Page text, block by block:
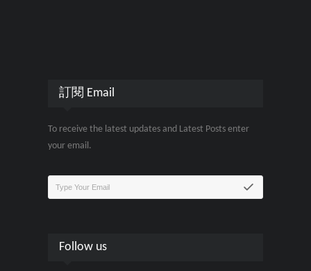
訂閱 Email
To receive the latest updates and Latest Posts enter
your email.
Follow us